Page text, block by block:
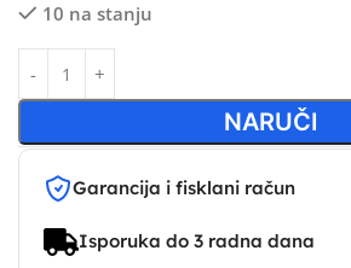
10 na stanju
NARUČI
Garancija i fisklani račun
Isporuka do 3 radna dana